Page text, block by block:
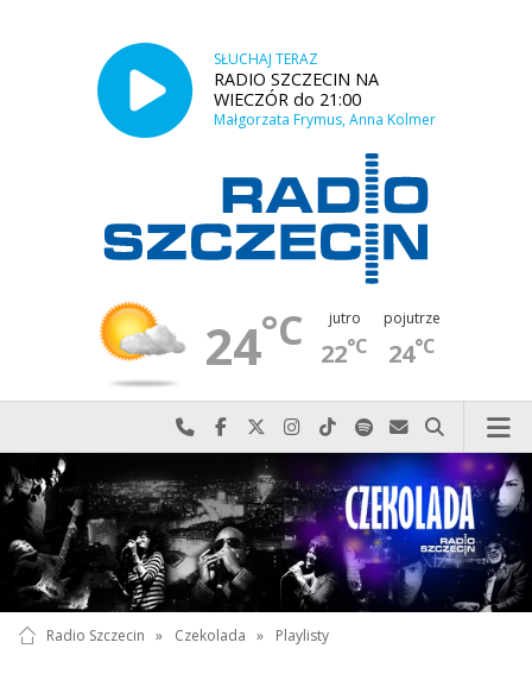
SŁUCHAJ TERAZ
RADIO SZCZECIN NA
WIECZÓR do 21:00
Małgorzata Frymus, Anna Kolmer
24°C jutro
22°C
pojutrze
24°C
Najlepiej po prostu do nas zadzwoń
Odwiedź nas na Facebook-u
Odwiedź nas na X
Odwiedź nas na Instagram-ie
Odwiedź nas na TikTok-u
Szukaj nas na Spotify
Wyślij do nas
Szukaj
Radio Szczecin » Czekolada » Playlisty